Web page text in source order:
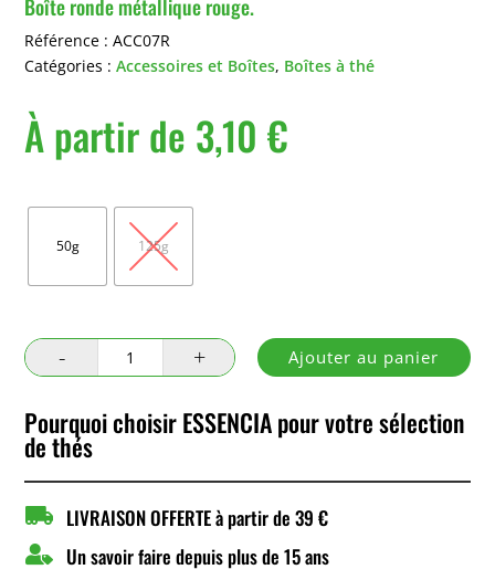
Boîte ronde métallique rouge.
Référence :ACC07R
Catégories :Accessoires et Boîtes, Boîtes à thé
À partir de 3,10€
50g 125g
quantité
de
Ronde
Ajouter au panier
Pourquoi choisir ESSENCIA pour votre sélection
de thés
 LIVRAISON OFFERTE à partir de 39 €
 Un savoir faire depuis plus de 15 ans